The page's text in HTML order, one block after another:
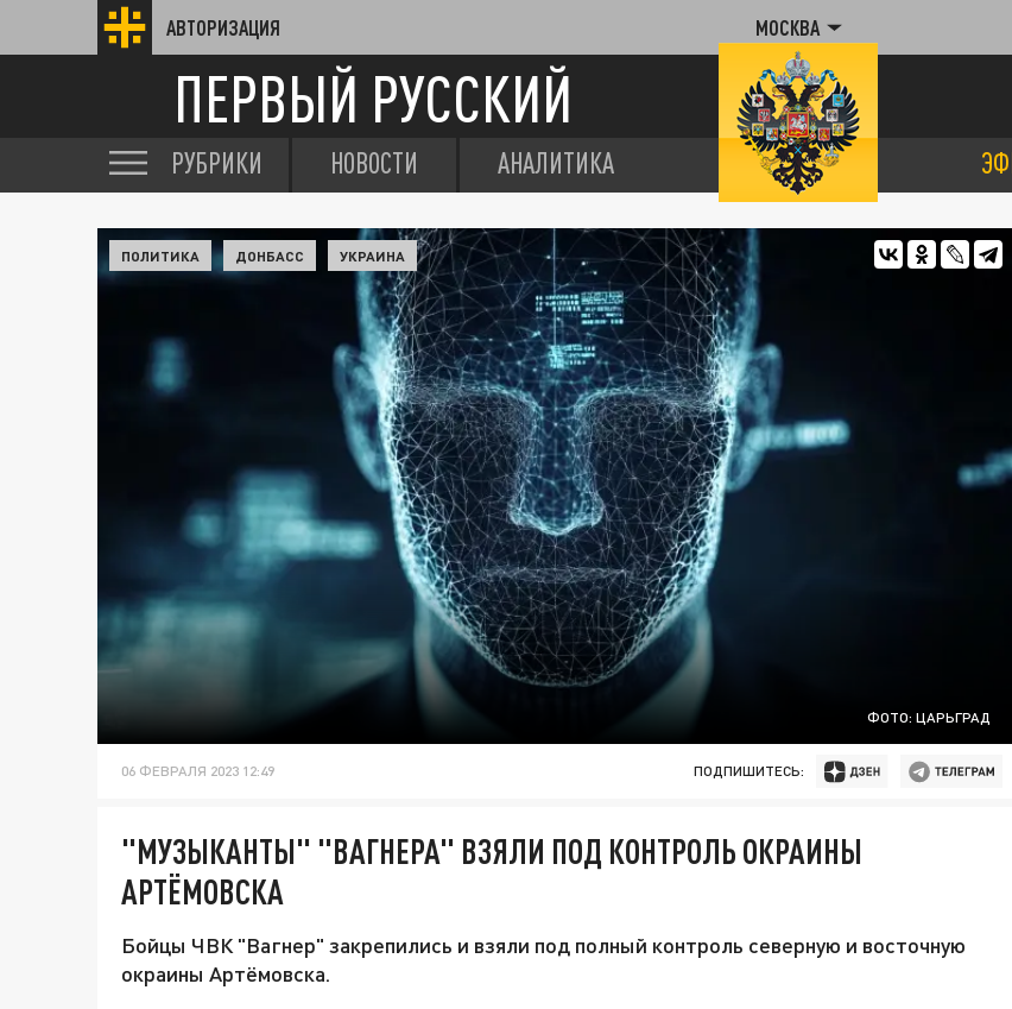
АВТОРИЗАЦИЯ МОСКВА
ПЕРВЫЙ РУССКИЙ
РУБРИКИ НОВОСТИ АНАЛИТИКА
ФОТО: ЦАРЬГРАД
ПОЛИТИКА ДОНБАСС УКРАИНА
06 ФЕВРАЛЯ 2023 12:49 ПОДПИШИТЕСЬ:
"МУЗЫКАНТЫ" "ВАГНЕРА" ВЗЯЛИ ПОД КОНТРОЛЬ ОКРАИНЫ
АРТЁМОВСКА
Бойцы ЧВК "Вагнер" закрепились и взяли под полный контроль северную и восточную
окраины Артёмовска.